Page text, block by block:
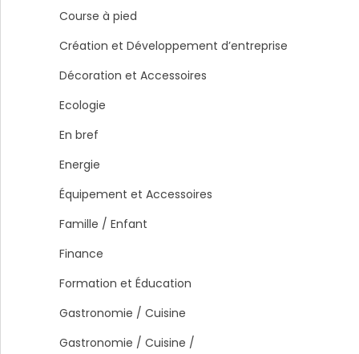
Course à pied
Création et Développement d’entreprise
Décoration et Accessoires
Ecologie
En bref
Energie
Équipement et Accessoires
Famille / Enfant
Finance
Formation et Éducation
Gastronomie / Cuisine
Gastronomie / Cuisine /